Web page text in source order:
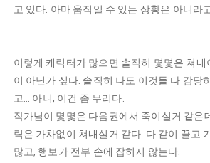
고 있다. 아마 움직일 수 있는 상황은 아니라
이렇게 캐릭터가 많으면 솔직히 몇몇은 쳐
이 아닌가 싶다. 솔직히 나도 이것들 다 감당
고... 아니, 이건 좀 무리다.
작가님이 몇몇은 다음권에서 죽이실거 같은
릭은 가차없이 쳐내실거 같다. 다 같이 끌고
많고, 행보가 전부 손에 잡히지 않는다.